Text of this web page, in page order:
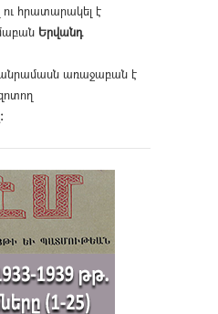
ու հրատարակել է
Երվանդ
առաջաբան է